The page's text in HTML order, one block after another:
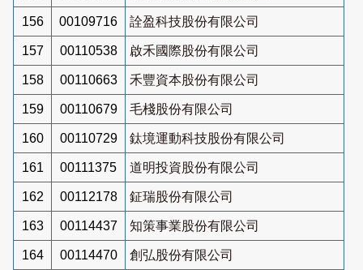
156 00109716 詮盈科技股份有限公司
157 00110538 啟禾國際股份有限公司
158 00110663 禾豐資本股份有限公司
159 00110679 毛棧股份有限公司
160 00110729 鈦境運動科技股份有限公司
161 00111375 道明投資股份有限公司
162 00112178 鉦瑞股份有限公司
163 00114437 知策事業股份有限公司
164 00114470 創弘股份有限公司